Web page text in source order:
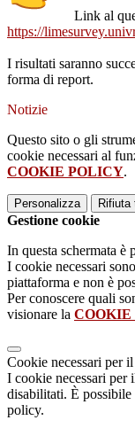
Link al
https://
I risultati saranno
forma di report.
Notizie
Questo sito o gli
cookie necessari al
COOKIE POLICY.
Personalizza Rifiuta
Gestione cookie
In questa schermata è
I cookie necessari
piattaforma e non è
Per conoscere quali
visionare la
Cookie necessari per
I cookie necessari per
disabilitati. È
policy.